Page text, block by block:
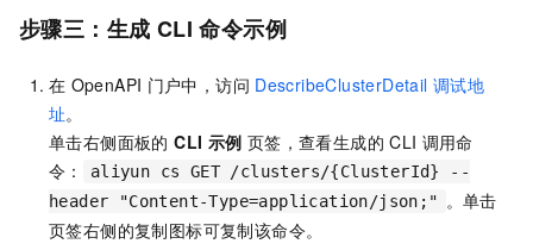
步骤三：生成 CLI 命令示例
在 OpenAPI 门户中，访问 DescribeClusterDetail 调试地
址。
单击右侧面板的CLI 示例 页签，查看生成的 CLI 调用命
令：
aliyun cs GET /clusters/{ClusterId} --
header "Content-Type=application/json;"
。单击
页签右侧的复制图标可复制该命令。